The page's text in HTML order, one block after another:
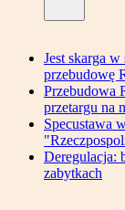
Jest skarga
przebudowę
Przebudowa
przetargu na
Specustawa
Deregulacja:
zabytkach